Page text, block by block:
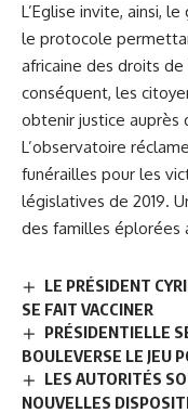
L’Eglise invite, ainsi,
le protocole
africaine des droits de
conséquent, les
obtenir justice auprès
L’observatoire
funérailles pour les
législatives de 2019.
des familles éplorées
LE PRÉSIDENT
SE FAIT VACCINER
PRÉSIDENTIELLE
BOULEVERSE LE JEU
LES AUTORITÉS
NOUVELLES